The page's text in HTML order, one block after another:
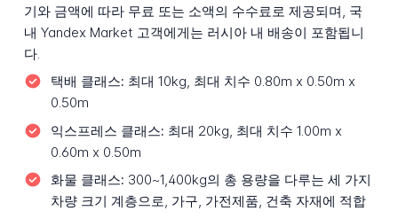
기와 금액에 따라 무료 또는 소액의 수수료로 제공되며, 국
내 Yandex Market 고객에게는 러시아 내 배송이 포함됩니
다.
택배 클래스: 최대 10kg, 최대 치수 0.80m x 0.50m x
0.50m
익스프레스 클래스: 최대 20kg, 최대 치수 1.00m x
0.60m x 0.50m
화물 클래스: 300~1,400kg의 총 용량을 다루는 세 가지
차량 크기 계층으로, 가구, 가전제품, 건축 자재에 적합